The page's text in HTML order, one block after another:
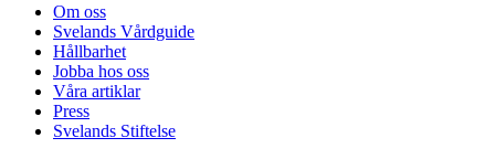
Om oss
Svelands Vårdguide
Hållbarhet
Jobba hos oss
Våra artiklar
Press
Svelands Stiftelse